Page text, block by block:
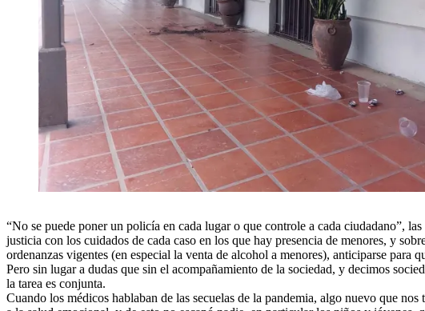
“No se puede poner un policía en cada lugar o que controle a cada ciudadano”,
justicia con los cuidados de cada caso en los que hay presencia de menores, y
ordenanzas vigentes (en especial la venta de alcohol a menores), anticiparse
Pero sin lugar a dudas que sin el acompañamiento de la sociedad, y decimos
la tarea es conjunta.
Cuando los médicos hablaban de las secuelas de la pandemia, algo nuevo que